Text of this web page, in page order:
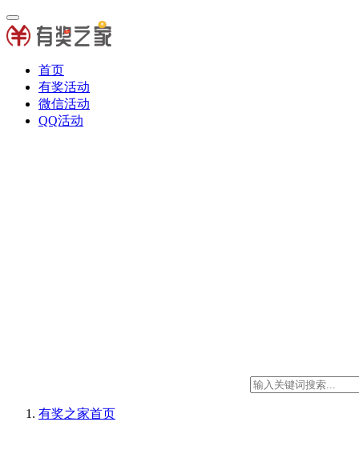
首页
有奖活动
微信活动
QQ活动
有奖之家首页